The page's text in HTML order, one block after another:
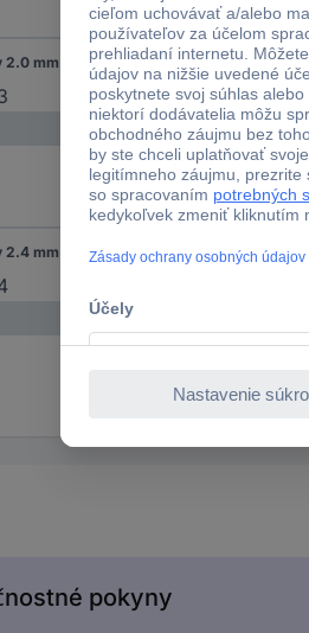
Dremel 26157134JA frézovacie kolík tvrdokov 2.0 mm Ø hriadeľa 2.4 mm 2.0 mm
Dremel 26157144JA frézovacie kolík tvrdokov 2.4 mm Ø hriadeľa 3.2 mm 2.4 mm
pokyny